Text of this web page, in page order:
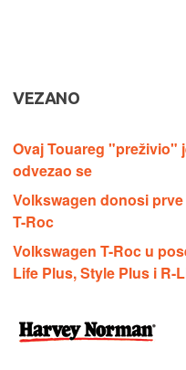
VEZANO
Ovaj Touareg "preživio"
odvezao se
Volkswagen donosi
T-Roc
Volkswagen T-Roc u
Life Plus, Style Plus i R-